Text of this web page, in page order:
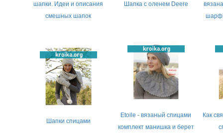
шапки. Идеи и описания
смешных шапок
Шапка с оленем Deere
шарф
Шапки спицами
Etoile - вязаный спицами
комплект манишка и берет
Как